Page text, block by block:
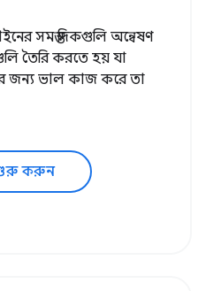
সমস্ত দিকগুলি অন্বেষণ
তৈরি করতে হয় যা
জন্য ভাল কাজ করে তা
করুন